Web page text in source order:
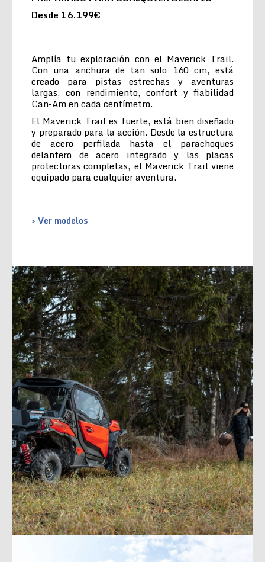
Desde 16.199€
Amplía tu exploración con el Maverick Trail.
Con una anchura de tan solo 160 cm, está
creado para pistas estrechas y aventuras
largas, con rendimiento, confort y fiabilidad
Can-Am en cada centímetro.
El Maverick Trail es fuerte, está bien diseñado
y preparado para la acción. Desde la estructura
de acero perfilada hasta el parachoques
delantero de acero integrado y las placas
protectoras completas, el Maverick Trail viene
equipado para cualquier aventura.
> Ver modelos